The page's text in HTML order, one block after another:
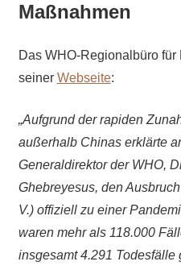
Maßnahmen
Das WHO-Regionalbüro für
seiner Webseite:
„Aufgrund der rapiden
außerhalb Chinas erklärte
Generaldirektor der WHO,
Ghebreyesus, den
V.) offiziell zu einer
waren mehr als 118.000
insgesamt 4.291 Todesfälle